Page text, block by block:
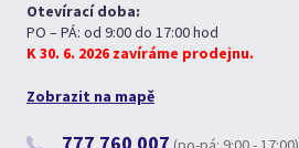
Otevírací doba:
PO – PÁ: od 9:00 do 17:00 hod
K 30. 6. 2026 zavíráme prodejnu.
Zobrazit na mapě